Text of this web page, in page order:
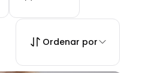
Ordenar por